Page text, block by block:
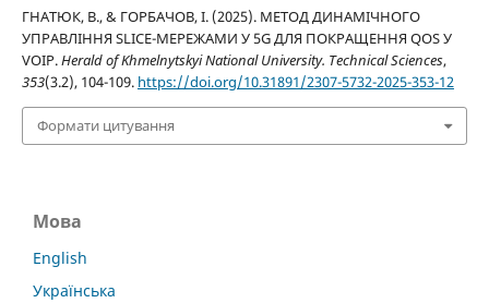
ГНАТЮК, В., & ГОРБАЧОВ, І. (2025). МЕТОД ДИНАМІЧНОГО
УПРАВЛІННЯ SLICE-МЕРЕЖАМИ У 5G ДЛЯ ПОКРАЩЕННЯ QOS У
VOIP.Herald of Khmelnytskyi National University. Technical Sciences,
353(3.2), 104-109. https://doi.org/10.31891/2307-5732-2025-353-12
Формати цитування
Мова
English
Українська